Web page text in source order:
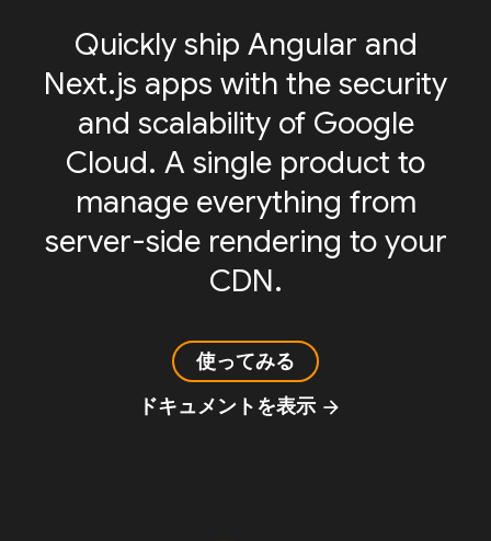
Quickly ship Angular and
Next.js apps with the security
and scalability of Google
Cloud. A single product to
manage everything from
server-side rendering to your
CDN.
使ってみる
ドキュメントを表示 arrow_forward